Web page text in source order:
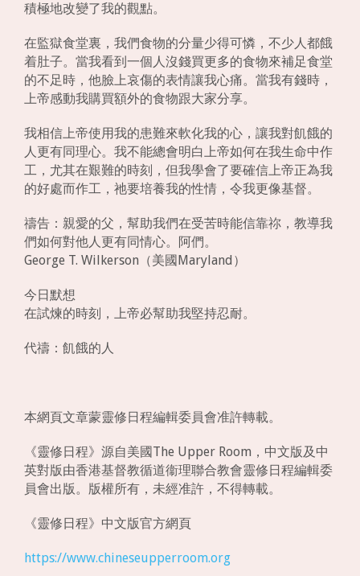
積極地改變了我的觀點。
在監獄食堂裏，我們食物的分量少得可憐，不少人都餓
着肚子。當我看到一個人沒錢買更多的食物來補足食堂
的不足時，他臉上哀傷的表情讓我心痛。當我有錢時，
上帝感動我購買額外的食物跟大家分享。
我相信上帝使用我的患難來軟化我的心，讓我對飢餓的
人更有同理心。我不能總會明白上帝如何在我生命中作
工，尤其在艱難的時刻，但我學會了要確信上帝正為我
的好處而作工，祂要培養我的性情，令我更像基督。
禱告：親愛的父，幫助我們在受苦時能信靠祢，教導我
們如何對他人更有同情心。阿們。
George T. Wilkerson（美國Maryland）
今日默想
在試煉的時刻，上帝必幫助我堅持忍耐。
代禱：飢餓的人
本網頁文章蒙靈修日程編輯委員會准許轉載。
《靈修日程》源自美國The Upper Room，中文版及中
英對版由香港基督教循道衞理聯合教會靈修日程編輯委
員會出版。版權所有，未經准許，不得轉載。
《靈修日程》中文版官方網頁
https://www.chineseupperroom.org